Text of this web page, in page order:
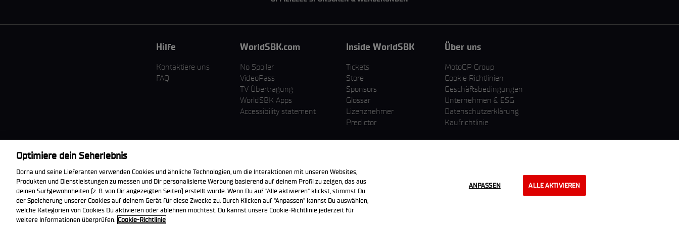
Hilfe
Kontaktiere uns
FAQ
WorldSBK.com
No Spoiler
VideoPass
TV Übertragung
WorldSBK Apps
Accessibility statement
Inside WorldSBK
Tickets
Store
Sponsors
Glossar
Lizenznehmer
Predictor
Über uns
MotoGP Group
Cookie Richtlinien
Geschäftsbedingungen
Unternehmen & ESG
Datenschutzerklärung
Kaufrichtlinie
Die offizielle
WorldSBK App
herunterladen
© 2026 Dorna WorldSBK. Alle Rechte vorbehalten. Alle Handelsmarken sind Eigentum der jeweiligen Besitzer.
Optimiere dein Seherlebnis
Dorna und seine Lieferanten verwenden Cookies und ähnliche Technologien, um die Interaktionen mit unseren Websites,
Produkten und Dienstleistungen zu messen und Dir personalisierte Werbung basierend auf deinem Profil zu zeigen, das aus
deinen Surfgewohnheiten (z. B. von Dir angezeigten Seiten) erstellt wurde. Wenn Du auf "Alle aktivieren" klickst, stimmst Du
der Speicherung unserer Cookies auf deinem Gerät für diese Zwecke zu. Durch Klicken auf "Anpassen" kannst Du auswählen,
welche Kategorien von Cookies Du aktivieren oder ablehnen möchtest. Du kannst unsere Cookie-Richtlinie jederzeit für
weitere Informationen überprüfen. Cookie-Richtlinie
ANPASSEN ALLE AKTIVIEREN